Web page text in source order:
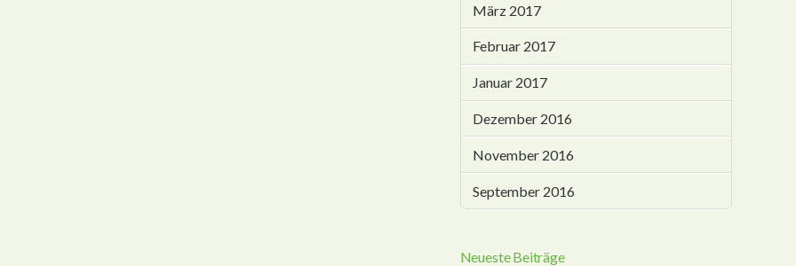
März 2017
Februar 2017
Januar 2017
Dezember 2016
November 2016
September 2016
Neueste Beiträge